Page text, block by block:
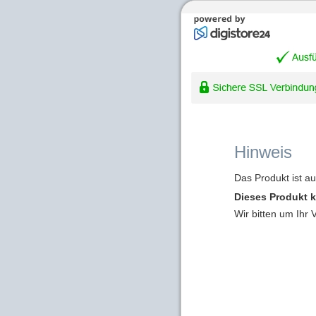
Hinweis
Das Produkt ist
Dieses Produkt
Wir bitten um Ihr